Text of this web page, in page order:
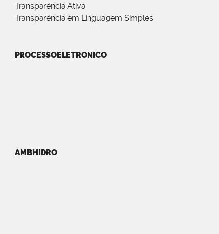
Transparência Ativa
Transparência em Linguagem Simples
PROCESSOELETRONICO
AMBHIDRO